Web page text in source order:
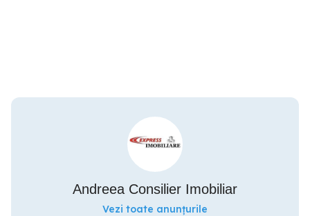
Andreea Consilier Imobiliar
Vezi toate anunțurile